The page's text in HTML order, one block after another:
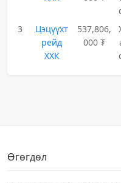
3
Цэцүүхт
рейд
ХХК
537,806,
000 ₮
Өгөгдөл